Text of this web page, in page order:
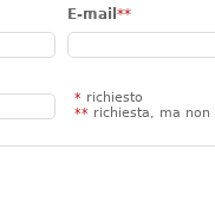
E-mail **
* richiesto
** richiesta, ma non